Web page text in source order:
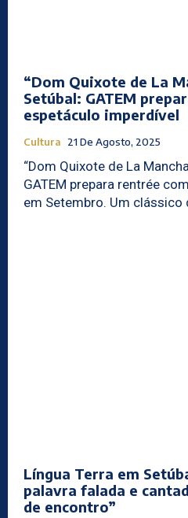
“Dom Quixote de La
Setúbal: GATEM
espetáculo imperdível
Cultura 21 De Agosto, 2025
“Dom Quixote de La
GATEM prepara rentrée
em Setembro. Um
Língua Terra em
palavra falada e
de encontro”